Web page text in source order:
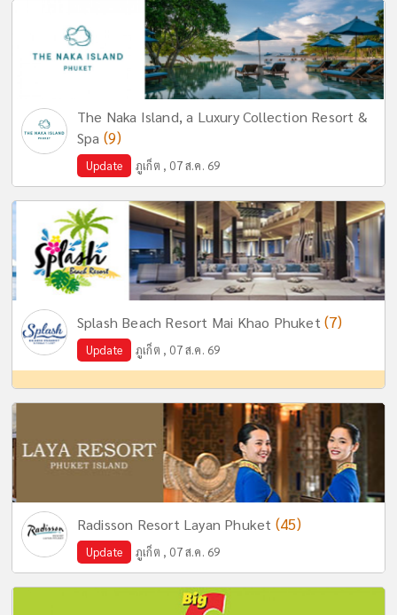
The Naka Island, a Luxury Collection Resort &
Spa (9)
Update ภูเก็ต , 07 ส.ค. 69
Splash Beach Resort Mai Khao Phuket (7)
Update ภูเก็ต , 07 ส.ค. 69
Radisson Resort Layan Phuket (45)
Update ภูเก็ต , 07 ส.ค. 69